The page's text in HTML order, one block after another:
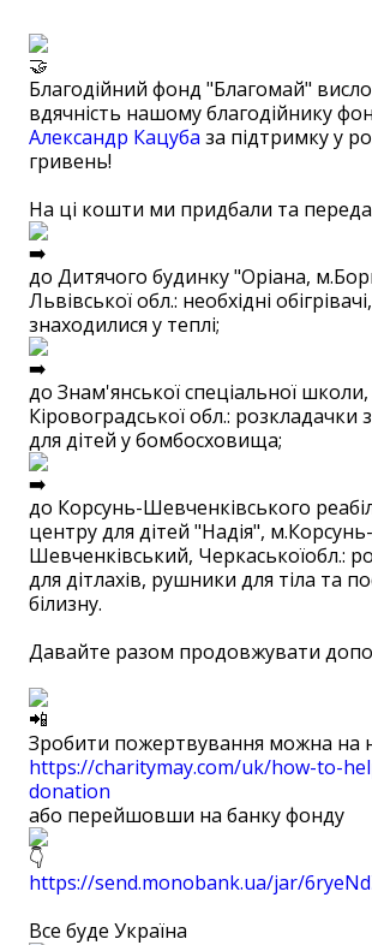
Благодійний фонд "Благомай"
вдячність нашому благодійнику
Александр Кацуба за підтримку у
гривень!
На ці кошти ми придбали та
до Дитячого будинку "Оріана,
Львівської обл.: необхідні
знаходилися у теплі;
до Знам'янської спеціальної
Кіровоградської обл.:
для дітей у бомбосховища;
до Корсунь-Шевченківського
центру для дітей "Надія", м.Корсунь-
Шевченківський, Черкаськоїобл.:
для дітлахів, рушники для тіла та
білизну.
Давайте разом продовжувати
Зробити пожертвування можна на
https://charitymay.com/uk/how-to-
donation
або перейшовши на банку фонду
https://send.monobank.ua/jar/
Все буде Україна